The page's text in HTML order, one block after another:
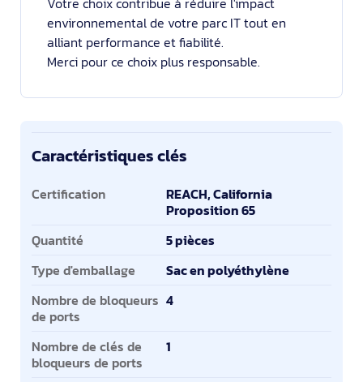
environnemental de votre parc IT tout en
alliant performance et fiabilité.
Merci pour ce choix plus responsable.
Caractéristiques clés
Caractéristiques clés
Certification
REACH, California
Proposition 65
Quantité
5 pièces
Type d'emballage
Sac en polyéthylène
Nombre de bloqueurs
de ports
4
Nombre de clés de
bloqueurs de ports
1